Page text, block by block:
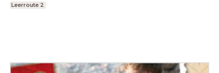
Leerroute 2